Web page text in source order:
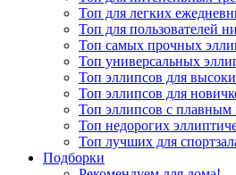
Топ для легких
Топ для пользователей
Топ самых прочных
Топ универсальных
Топ эллипсов для
Топ эллипсов для
Топ эллипсов с плавным
Топ недорогих
Топ лучших для
Подборки